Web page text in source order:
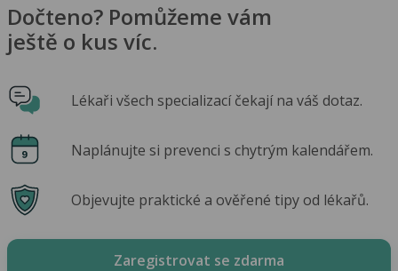
Dočteno? Pomůžeme vám
ještě o kus víc.
Lékaři všech specializací čekají na váš dotaz.
Naplánujte si prevenci s chytrým kalendářem.
Objevujte praktické a ověřené tipy od lékařů.
Zaregistrovat se zdarma